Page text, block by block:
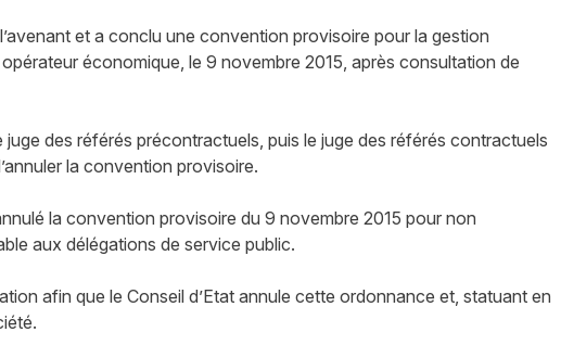
et a conclu une convention provisoire pour la gestion
économique, le 9 novembre 2015, après consultation de
des référés précontractuels, puis le juge des référés contractuels
la convention provisoire.
la convention provisoire du 9 novembre 2015 pour non
aux délégations de service public.
afin que le Conseil d’Etat annule cette ordonnance et, statuant en